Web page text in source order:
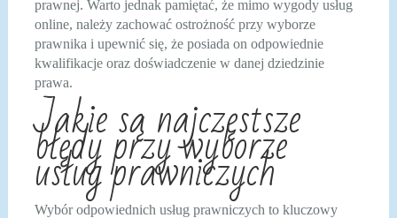
prawnej. Warto jednak pamiętać, że mimo wygody usług
online, należy zachować ostrożność przy wyborze
prawnika i upewnić się, że posiada on odpowiednie
kwalifikacje oraz doświadczenie w danej dziedzinie
prawa.
Jakie są najczęstsze
błędy przy wyborze
usług prawniczych
Wybór odpowiednich usług prawniczych to kluczowy